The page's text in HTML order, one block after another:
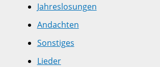
Jahreslosungen
Andachten
Sonstiges
Lieder